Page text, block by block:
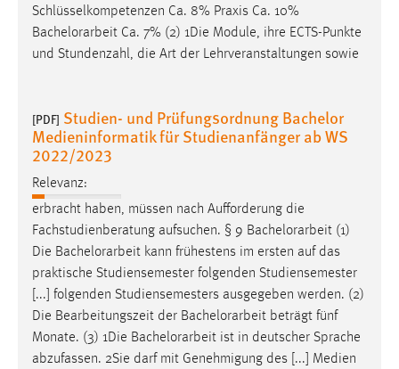
Schlüsselkompetenzen Ca. 8% Praxis Ca. 10%
Bachelorarbeit Ca. 7% (2) 1Die Module, ihre ECTS-Punkte
und Stundenzahl, die Art der Lehrveranstaltungen sowie
[PDF] Studien- und Prüfungsordnung Bachelor
Medieninformatik für Studienanfänger ab WS
2022/2023
Relevanz:
erbracht haben, müssen nach Aufforderung die
Fachstudienberatung aufsuchen. § 9 Bachelorarbeit (1)
Die Bachelorarbeit kann frühestens im ersten auf das
praktische Studiensemester folgenden Studiensemester
[...] folgenden Studiensemesters ausgegeben werden. (2)
Die Bearbeitungszeit der Bachelorarbeit beträgt fünf
Monate. (3) 1Die Bachelorarbeit ist in deutscher Sprache
abzufassen. 2Sie darf mit Genehmigung des [...] Medien
Statistik Cookies erfassen Informationen anonym.
Diese Informationen helfen uns zu verstehen, wie
unsere Besucher unsere Website nutzen.
Name:
_pk_ref, _pk_cvar, _pk_id, _pk_ses
Zweck:
Zugriffsstatistik
Cookie Laufzeit:
Max. 13 Monate
MARKETING
Marketing Cookies werden von Drittanbietern